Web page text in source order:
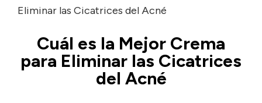
Eliminar las Cicatrices del Acné
Cuál es la Mejor Crema
para Eliminar las Cicatrices
del Acné